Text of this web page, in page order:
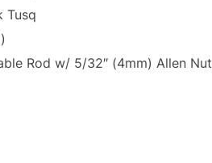
Tusq
Rod w/ 5/32″ (4mm) Allen Nut